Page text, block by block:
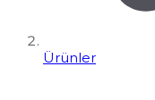
Ürünler